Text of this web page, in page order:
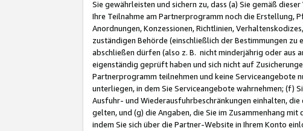
Sie gewährleisten und sichern zu, dass (a) Sie gemäß
Ihre Teilnahme am Partnerprogramm noch die Erstellung,
Anordnungen, Konzessionen, Richtlinien,
zuständigen Behörde (einschließlich der Bestimmungen
abschließen dürfen (also z. B. nicht minderjährig oder aus
eigenständig geprüft haben und sich nicht auf
Partnerprogramm teilnehmen und keine Serviceangebote
unterliegen, in dem Sie Serviceangebote wahrnehmen; (f)
Ausfuhr- und Wiederausfuhrbeschränkungen einhalten,
gelten, und (g) die Angaben, die Sie im Zusammenhang
indem Sie sich über die Partner-Website in Ihrem Konto